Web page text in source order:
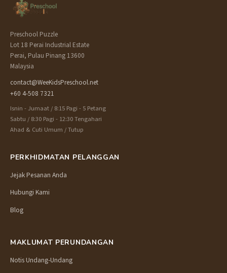
Preschool Puzzle
Lot 18 Perai Industrial Estate
Perai, Pulau Pinang 13600
Malaysia
contact@WeeKidsPreschool.net
+60 4-508 7321
Isnin - Jumaat / 8:15 Pagi - 5 Petang
Sabtu / 8:30 Pagi - 12:30 Tengahari
Ahad & Cuti Umum / Tutup
PERKHIDMATAN PELANGGAN
Jejak Pesanan Anda
Hubungi Kami
Blog
MAKLUMAT PERUNDANGAN
Notis Undang-Undang